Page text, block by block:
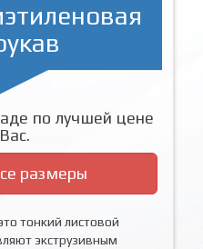
по лучшей цене
размеры
тонкий листовой
экструзивным